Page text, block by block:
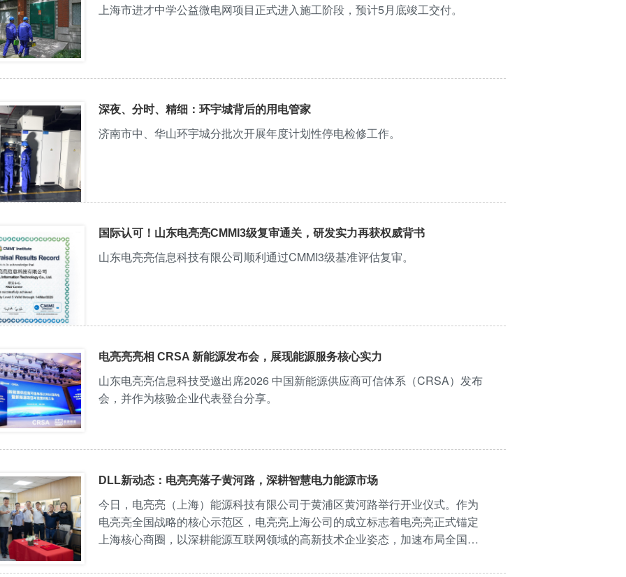
上海市进才中学公益微电网项目正式进入施工阶段，预计5月底竣工交付。
深夜、分时、精细：环宇城背后的用电管家
济南市中、华山环宇城分批次开展年度计划性停电检修工作。
国际认可！山东电亮亮CMMI3级复审通关，研发实力再获权威背书
山东电亮亮信息科技有限公司顺利通过CMMI3级基准评估复审。
电亮亮亮相 CRSA 新能源发布会，展现能源服务核心实力
山东电亮亮信息科技受邀出席2026 中国新能源供应商可信体系（CRSA）发布
会，并作为核验企业代表登台分享。
DLL新动态：电亮亮落子黄河路，深耕智慧电力能源市场
今日，电亮亮（上海）能源科技有限公司于黄浦区黄河路举行开业仪式。作为
电亮亮全国战略的核心示范区，电亮亮上海公司的成立标志着电亮亮正式锚定
上海核心商圈，以深耕能源互联网领域的高新技术企业姿态，加速布局全国市